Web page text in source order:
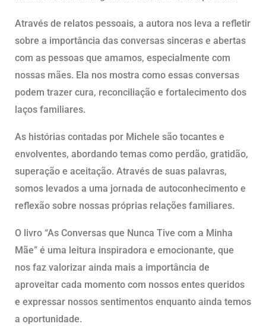
Através de relatos pessoais, a autora nos leva a refletir
sobre a importância das conversas sinceras e abertas
com as pessoas que amamos, especialmente com
nossas mães. Ela nos mostra como essas conversas
podem trazer cura, reconciliação e fortalecimento dos
laços familiares.
As histórias contadas por Michele são tocantes e
envolventes, abordando temas como perdão, gratidão,
superação e aceitação. Através de suas palavras,
somos levados a uma jornada de autoconhecimento e
reflexão sobre nossas próprias relações familiares.
O livro “As Conversas que Nunca Tive com a Minha
Mãe” é uma leitura inspiradora e emocionante, que
nos faz valorizar ainda mais a importância de
aproveitar cada momento com nossos entes queridos
e expressar nossos sentimentos enquanto ainda temos
a oportunidade.